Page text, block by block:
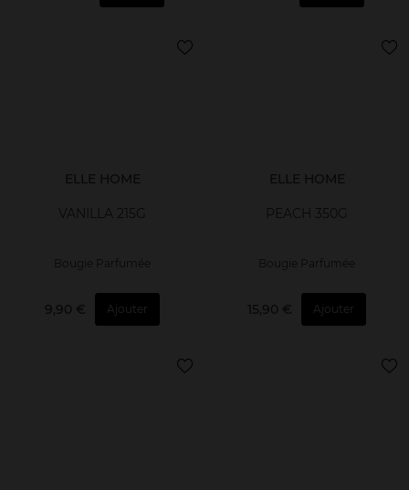
ELLE HOME
VANILLA 215G
Bougie Parfumée
9,90 € Ajouter
ELLE HOME
PEACH 350G
Bougie Parfumée
15,90 € Ajouter